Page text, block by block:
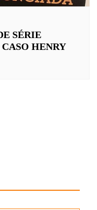
SÉRIE
HENRY